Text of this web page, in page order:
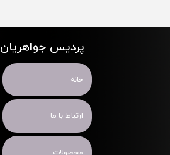
پردیس جواهریان
خانه
ارتباط با ما
محصولات